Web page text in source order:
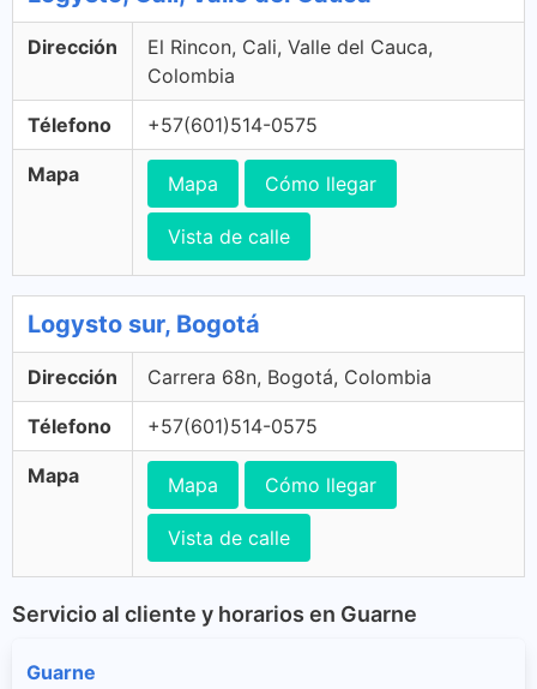
Dirección
El Rincon, Cali, Valle del Cauca,
Colombia
Télefono +57(601)514-0575
Mapa Mapa Cómo llegar
Vista de calle
Logysto sur, Bogotá
Dirección Carrera 68n, Bogotá, Colombia
Télefono +57(601)514-0575
Mapa Mapa Cómo llegar
Vista de calle
Servicio al cliente y horarios en Guarne
Guarne